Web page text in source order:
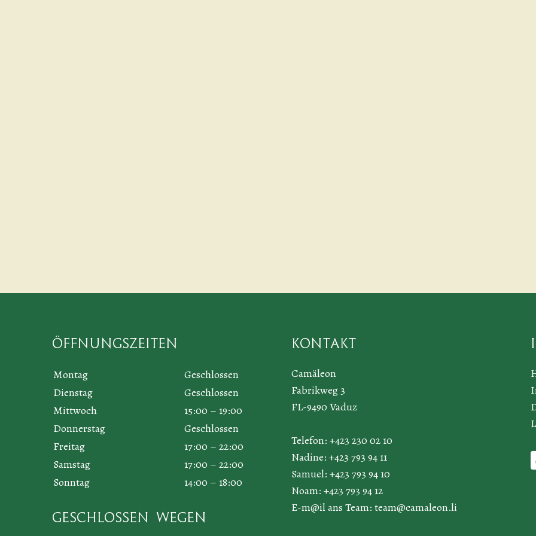
Öffnungszeiten
Montag
Geschlossen
Dienstag
Geschlossen
Mittwoch
15:00 – 19:00
Donnerstag
Geschlossen
Freitag
17:00 – 22:00
Samstag
17:00 – 22:00
Sonntag
14:00 – 18:00
Geschlossen wegen
Kontakt
Camäleon
Fabrikweg 3
FL-9490 Vaduz
Telefon: +423 230 02 10
Nadine: +423 793 94 11
Samuel: +423 793 94 10
Noam: +423 793 94 12
E-m@il ans Team: team@camaleon.li